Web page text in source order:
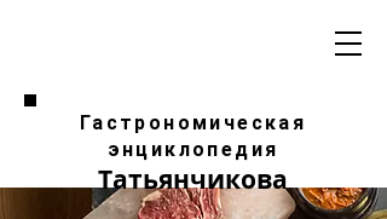
Гастрономическая
энциклопедия
Татьянчикова